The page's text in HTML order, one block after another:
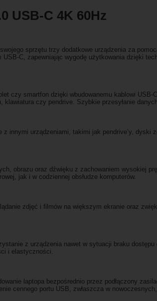
USB-C 4K 60Hz
sprzętu trzy dodatkowe urządzenia za
C, zapewniając wygodę użytkowania dzięki
czy smartfon dzięki wbudowanemu kablowi
czy pendrive. Szybkie przesyłanie
innymi urządzeniami, takimi jak pendrive’y,
obrazu oraz dźwięku z zachowaniem wysokiej
jak i w codziennej obsłudze komputerów.
zdjęć i filmów na większym ekranie oraz
z urządzenia nawet w sytuacji braku
i elastyczności.
laptopa bezpośrednio przez podłączony
cennego portu USB, zwłaszcza w